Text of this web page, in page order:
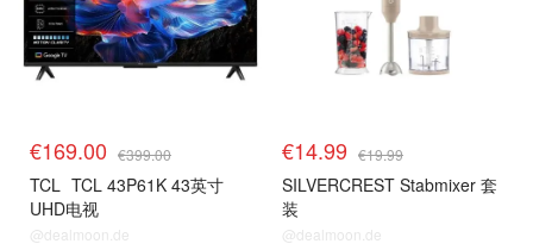
€169.00 €399.00
TCL TCL 43P61K 43英寸
UHD电视
@dealmoon.de
€14.99 €19.99
SILVERCREST Stabmixer 套
装
@dealmoon.de